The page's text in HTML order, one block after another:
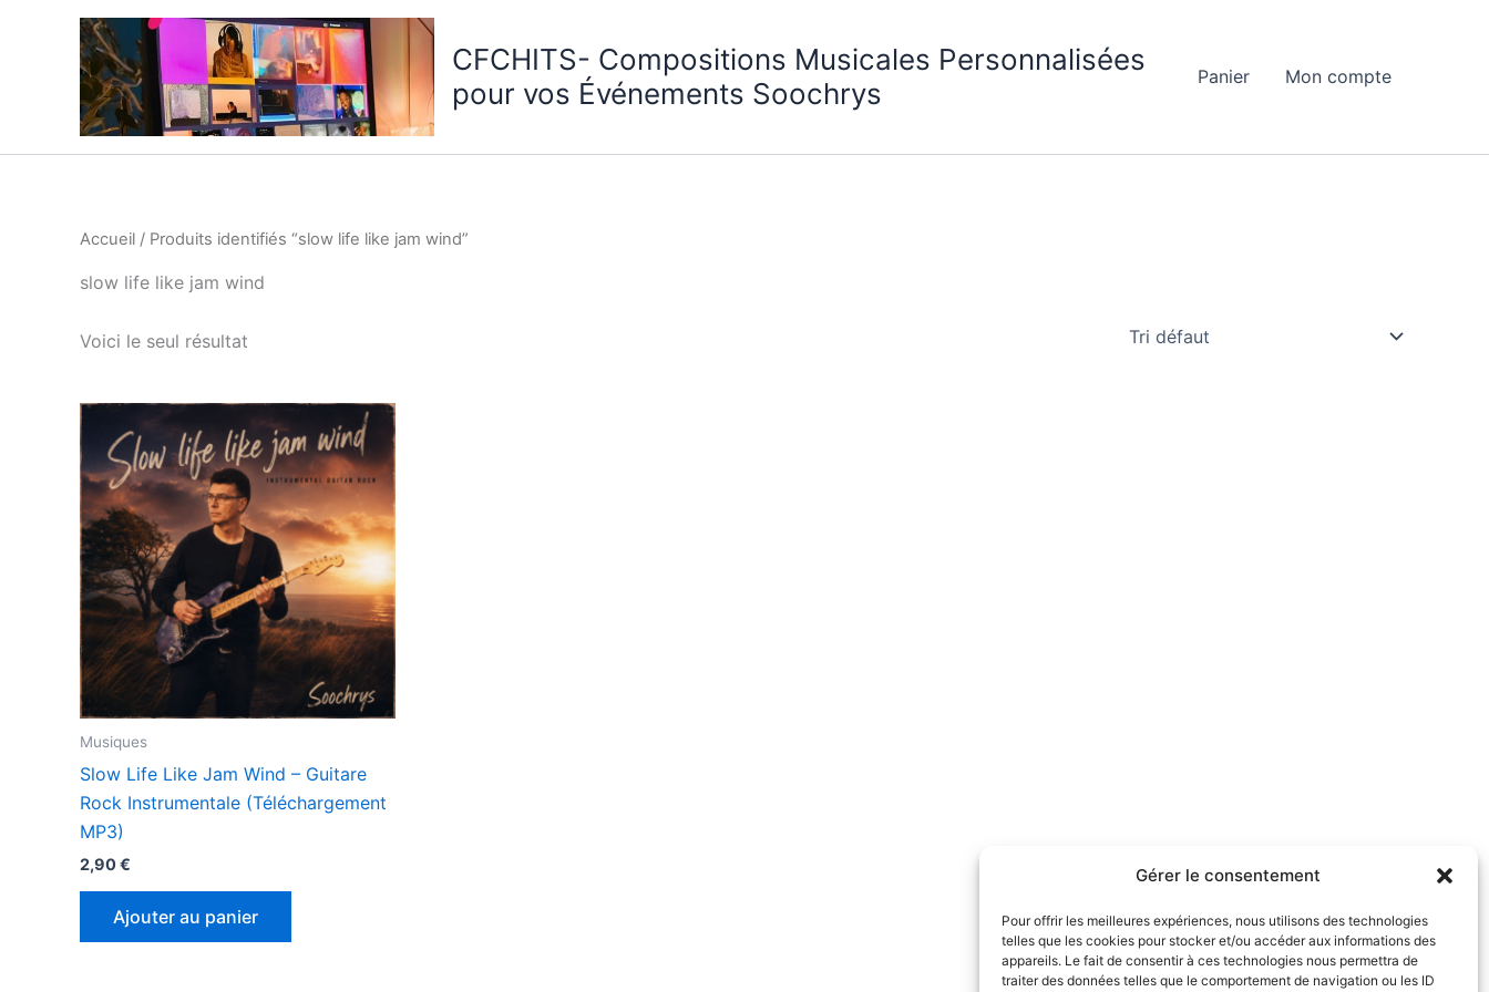
Gérer le consentement
Pour offrir les meilleures expériences, nous utilisons des technologies
telles que les cookies pour stocker et/ou accéder aux informations des
appareils. Le fait de consentir à ces technologies nous permettra de
traiter des données telles que le comportement de navigation ou les ID
CFCHITS- Compositions Musicales Personnalisées
pour vos Événements Soochrys
Panier Mon compte
Accueil / Produits identifiés “slow life like jam wind”
slow life like jam wind
Voici le seul résultat
Musiques
Slow Life Like Jam Wind – Guitare
Rock Instrumentale (Téléchargement
MP3)
2,90€
Ajouter au panier